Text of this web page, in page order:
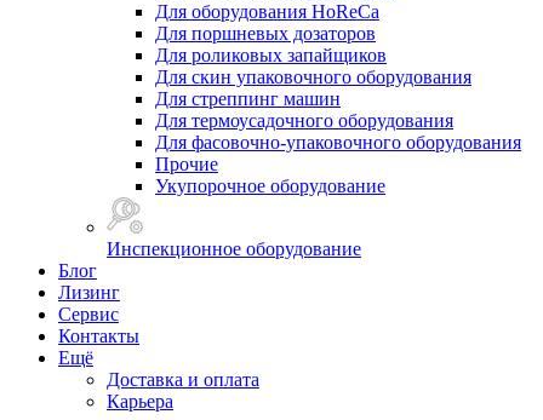
Для оборудования HoReCa
Для поршневых дозаторов
Для роликовых запайщиков
Для скин упаковочного оборудования
Для стреппинг машин
Для термоусадочного оборудования
Для фасовочно-упаковочного оборудования
Прочие
Укупорочное оборудование
Инспекционное оборудование
Блог
Лизинг
Сервис
Контакты
Ещё
Доставка и оплата
Карьера